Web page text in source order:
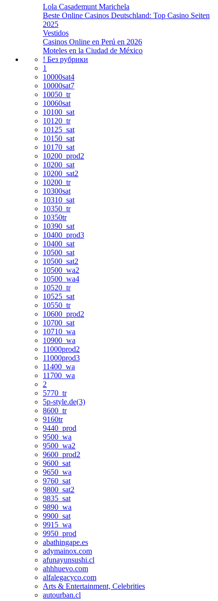
Lola Casademunt Marichela
Beste Online Casinos Deutschland: Top Casino Seiten
2025
Vestidos
Casinos Online en Perú en 2026
Moteles en la Ciudad de México
! Без рубрики
1
10000sat4
10000sat7
10050_tr
10060sat
10100_sat
10120_tr
10125_sat
10150_sat
10170_sat
10200_prod2
10200_sat
10200_sat2
10200_tr
10300sat
10310_sat
10350_tr
10350tr
10390_sat
10400_prod3
10400_sat
10500_sat
10500_sat2
10500_wa2
10500_wa4
10520_tr
10525_sat
10550_tr
10600_prod2
10700_sat
10710_wa
10900_wa
11000prod2
11000prod3
11400_wa
11700_wa
2
5770_tr
5p-style.de(3)
8600_tr
9160tr
9440_prod
9500_wa
9500_wa2
9600_prod2
9600_sat
9650_wa
9760_sat
9800_sat2
9835_sat
9890_wa
9900_sat
9915_wa
9950_prod
abathingape.es
adymainox.com
afunayunsushi.cl
ahhhuevo.com
alfalegacyco.com
Arts & Entertainment, Celebrities
autourban.cl